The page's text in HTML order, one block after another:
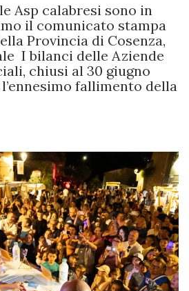
Asp calabresi sono in
il comunicato stampa
Provincia di Cosenza,
I bilanci delle Aziende
chiusi al 30 giugno
fallimento della